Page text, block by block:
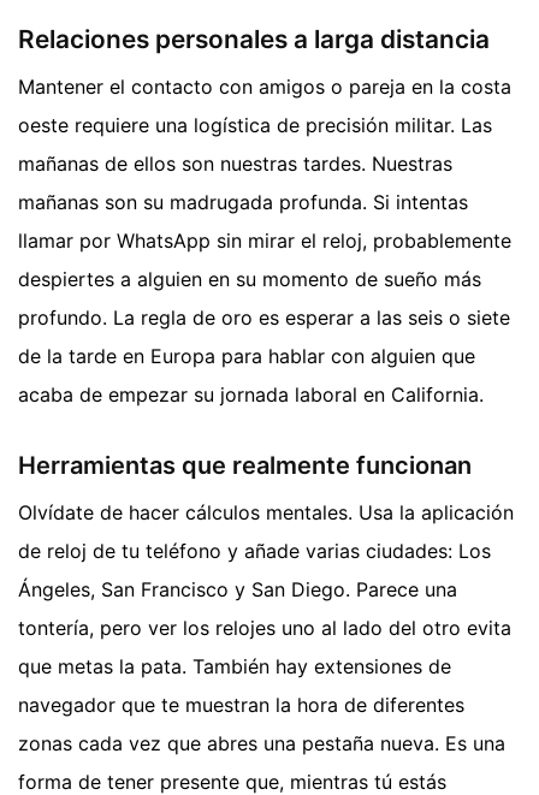
Relaciones personales a larga distancia
Mantener el contacto con amigos o pareja en la costa
oeste requiere una logística de precisión militar. Las
mañanas de ellos son nuestras tardes. Nuestras
mañanas son su madrugada profunda. Si intentas
llamar por WhatsApp sin mirar el reloj, probablemente
despiertes a alguien en su momento de sueño más
profundo. La regla de oro es esperar a las seis o siete
de la tarde en Europa para hablar con alguien que
acaba de empezar su jornada laboral en California.
Herramientas que realmente funcionan
Olvídate de hacer cálculos mentales. Usa la aplicación
de reloj de tu teléfono y añade varias ciudades: Los
Ángeles, San Francisco y San Diego. Parece una
tontería, pero ver los relojes uno al lado del otro evita
que metas la pata. También hay extensiones de
navegador que te muestran la hora de diferentes
zonas cada vez que abres una pestaña nueva. Es una
forma de tener presente que, mientras tú estás